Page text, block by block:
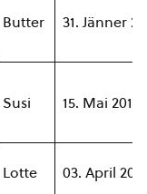
Butter 31. Jänner
Susi 15. Mai 2016
Lotte 03. April